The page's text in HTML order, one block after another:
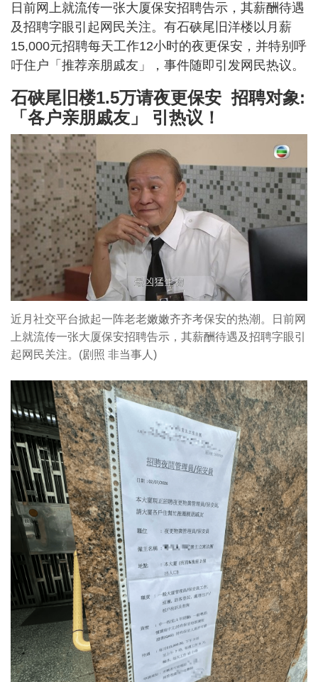
日前网上就流传一张大厦保安招聘告示，其薪酬待遇
及招聘字眼引起网民关注。有石硖尾旧洋楼以月薪
15,000元招聘每天工作12小时的夜更保安，并特别呼
吁住户「推荐亲朋戚友」，事件随即引发网民热议。
石硖尾旧楼1.5万请夜更保安 招聘对象:
「各户亲朋戚友」 引热议！
近月社交平台掀起一阵老老嫩嫩齐齐考保安的热潮。日前网
上就流传一张大厦保安招聘告示，其薪酬待遇及招聘字眼引
起网民关注。(剧照 非当事人)